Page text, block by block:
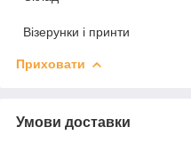
Візерунки і принти
Приховати
Умови доставки